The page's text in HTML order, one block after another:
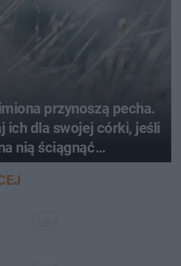
przynoszą pecha.
ich dla swojej córki, jeśli
nią ściągnąć